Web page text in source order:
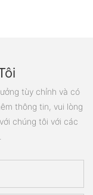
tùy chỉnh và có
thông tin, vui lòng
chúng tôi với các